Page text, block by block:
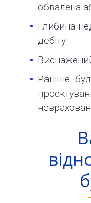
обвалена
Глибина
дебіту
Раніше